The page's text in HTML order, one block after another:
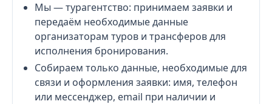
Мы — турагентство: принимаем заявки и
передаём необходимые данные
организаторам туров и трансферов для
исполнения бронирования.
Собираем только данные, необходимые для
связи и оформления заявки: имя, телефон
или мессенджер, email при наличии и